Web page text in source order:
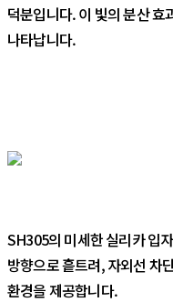
덕분입니다. 이 빛의 분산 효
나타납니다.
SH305의 미세한 실리카 입
방향으로 흩트려, 자외선 차
환경을 제공합니다.